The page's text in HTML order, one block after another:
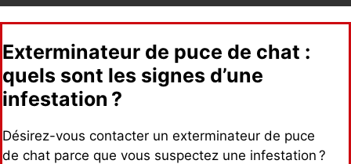
Exterminateur de puce de chat :
quels sont les signes d’une
infestation ?
Désirez-vous contacter un exterminateur de puce
de chat parce que vous suspectez une infestation ?